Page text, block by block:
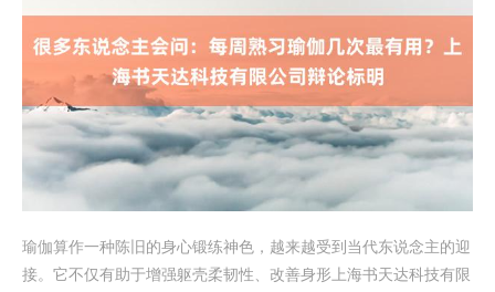
瑜伽算作一种陈旧的身心锻练神色，越来越受到当代东说念主的迎
接。它不仅有助于增强躯壳柔韧性、改善身形上海书天达科技有限